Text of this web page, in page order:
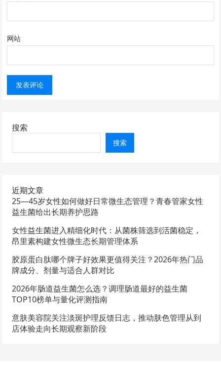
网站
搜索
搜索
近期文章
25—45岁女性如何做好日常微生态管理？青春管家女性
益生菌给出长期养护思路
女性益生菌进入精细化时代：从菌株筛选到活菌稳定，
昂里素构建女性微生态长期管理体系
胶原蛋白肽哪个牌子好效果更值得关注？2026年热门品
牌成分、剂量与适合人群对比
2026年肠道益生菌怎么选？调理肠道最好的益生菌
TOP10榜单与量化评测指南
意肤美容院关注淡斑护理反馈日志，推动肤色管理从到
店体验走向长期观察新阶段